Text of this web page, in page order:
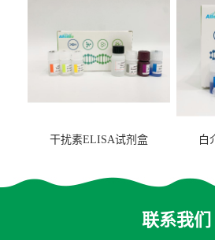
干扰素ELISA试剂盒 白
联系我们